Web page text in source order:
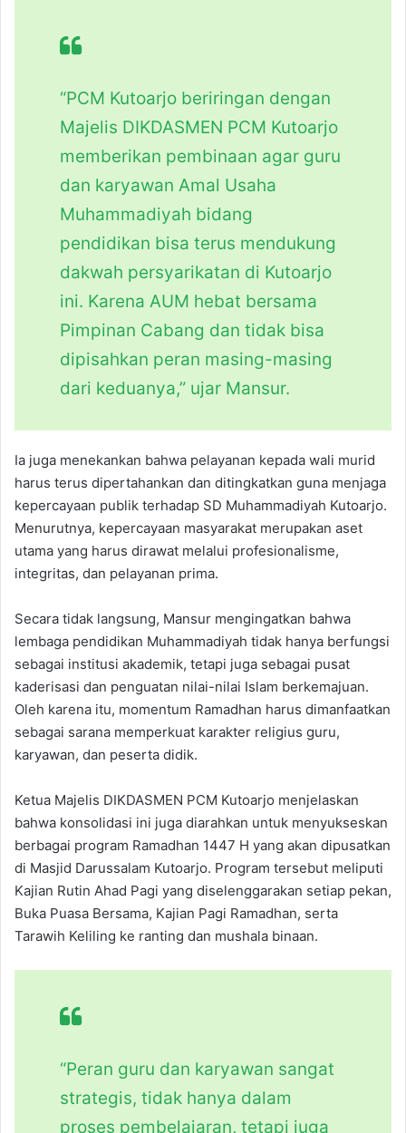
“PCM Kutoarjo beriringan dengan
Majelis DIKDASMEN PCM Kutoarjo
memberikan pembinaan agar guru
dan karyawan Amal Usaha
Muhammadiyah bidang
pendidikan bisa terus mendukung
dakwah persyarikatan di Kutoarjo
ini. Karena AUM hebat bersama
Pimpinan Cabang dan tidak bisa
dipisahkan peran masing-masing
dari keduanya,” ujar Mansur.
Ia juga menekankan bahwa pelayanan kepada wali murid
harus terus dipertahankan dan ditingkatkan guna menjaga
kepercayaan publik terhadap SD Muhammadiyah Kutoarjo.
Menurutnya, kepercayaan masyarakat merupakan aset
utama yang harus dirawat melalui profesionalisme,
integritas, dan pelayanan prima.
Secara tidak langsung, Mansur mengingatkan bahwa
lembaga pendidikan Muhammadiyah tidak hanya berfungsi
sebagai institusi akademik, tetapi juga sebagai pusat
kaderisasi dan penguatan nilai-nilai Islam berkemajuan.
Oleh karena itu, momentum Ramadhan harus dimanfaatkan
sebagai sarana memperkuat karakter religius guru,
karyawan, dan peserta didik.
Ketua Majelis DIKDASMEN PCM Kutoarjo menjelaskan
bahwa konsolidasi ini juga diarahkan untuk menyukseskan
berbagai program Ramadhan 1447 H yang akan dipusatkan
di Masjid Darussalam Kutoarjo. Program tersebut meliputi
Kajian Rutin Ahad Pagi yang diselenggarakan setiap pekan,
Buka Puasa Bersama, Kajian Pagi Ramadhan, serta
Tarawih Keliling ke ranting dan mushala binaan.
“Peran guru dan karyawan sangat
strategis, tidak hanya dalam
proses pembelajaran, tetapi juga